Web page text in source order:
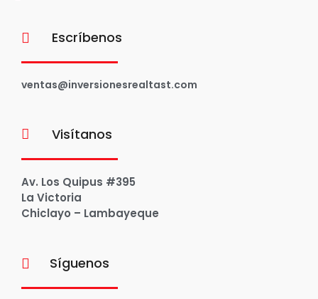
Escríbenos
ventas@inversionesrealtast.com
Visítanos
Av. Los Quipus #395
La Victoria
Chiclayo – Lambayeque
Síguenos